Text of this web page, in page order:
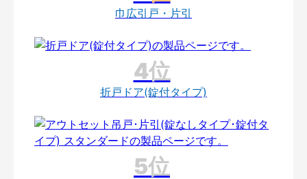
巾広引戸・片引
折戸ドア(錠付タイプ)